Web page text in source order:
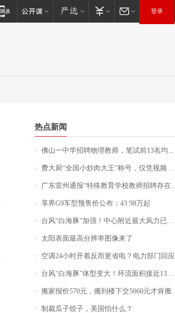
登录
热点新闻
佛山一中学招聘物理教师，笔试前13名均遭淘汰？教育局：已叫停招聘，成立调查组全面核查
费大厨“全国小炒肉大王”称号，仅凭视频评出？中国烹饪协会回应
广东雷州通报“特殊教育学校教师招聘存在违规行为”：已启动问责程序 副校长被停职
享界G9车型预售价公布：43.98万起
台风“白海豚”加强！中心附近最大风力已达15级 最新研判
太阳表面最高分辨率图像来了
空调24小时开着反而更省电？电力部门回应
台风“白海豚”体型变大！环流面积接近13个浙江那么大
搬家报价570元，搬到楼下交5060元才肯搬上楼！女子傻眼了……
制裁瓜子饺子，美国怕什么？